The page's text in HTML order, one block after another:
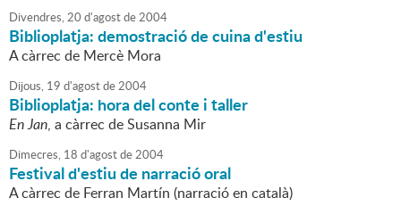
Divendres,20 d'agostde2004
Biblioplatja: demostració de cuina d'estiu
A càrrec de Mercè Mora
Dijous, 19 d'agostde2004
Biblioplatja: hora del conte i taller
En Jan, a càrrec de Susanna Mir
Dimecres, 18 d'agostde2004
Festival d'estiu de narració oral
A càrrec de Ferran Martín (narració en català)